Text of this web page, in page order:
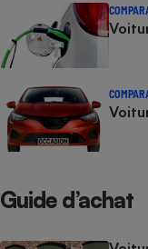
Guide d’achat